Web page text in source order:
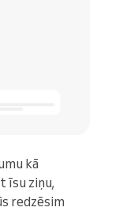
kā
īsu ziņu,
redzēsim